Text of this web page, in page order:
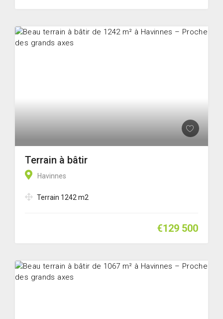
Terrain à bâtir
Havinnes
Terrain 1242 m2
€129 500